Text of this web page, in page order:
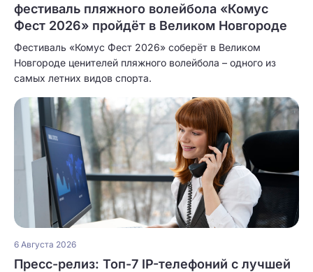
фестиваль пляжного волейбола «Комус
Фест 2026» пройдёт в Великом Новгороде
Фестиваль «Комус Фест 2026» соберёт в Великом
Новгороде ценителей пляжного волейбола – одного из
самых летних видов спорта.
6 Августа 2026
Пресс-релиз: Топ-7 IP-телефоний с лучшей